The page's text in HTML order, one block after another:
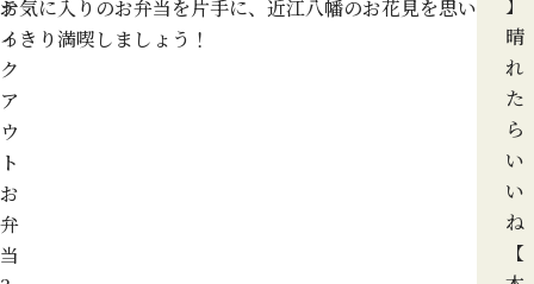
テ
イ
ク
ア
ウ
ト
お
弁
当
お気に入りのお弁当を片手に、近江八幡のお花見を思い
っきり満喫しましょう！
晴
れ
た
ら
い
い
ね
【